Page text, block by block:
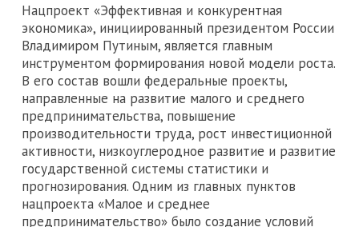
Нацпроект «Эффективная и конкурентная
экономика», инициированный президентом России
Владимиром Путиным, является главным
инструментом формирования новой модели роста.
В его состав вошли федеральные проекты,
направленные на развитие малого и среднего
предпринимательства, повышение
производительности труда, рост инвестиционной
активности, низкоуглеродное развитие и развитие
государственной системы статистики и
прогнозирования. Одним из главных пунктов
нацпроекта «Малое и среднее
предпринимательство» было создание условий